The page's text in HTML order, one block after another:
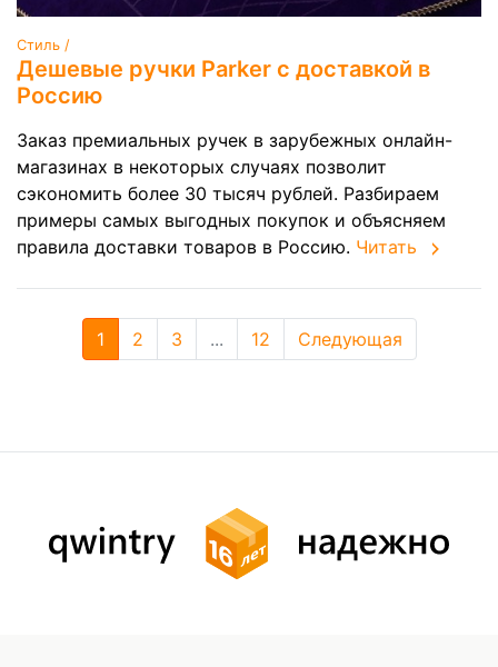
Стиль /
Дешевые ручки Parker с доставкой в
Россию
Заказ премиальных ручек в зарубежных онлайн-
магазинах в некоторых случаях позволит
сэкономить более 30 тысяч рублей. Разбираем
примеры самых выгодных покупок и объясняем
правила доставки товаров в Россию. Читать
1 2 3 ... 12 Следующая